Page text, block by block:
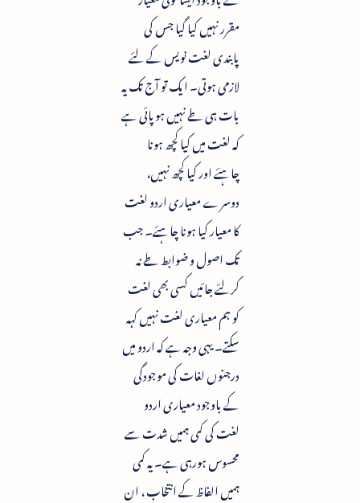
مقرر نہیں کیا گیا جس کی
پابندی لغت نویس کے لئے
لازمی ہوتی۔ ایک تو آج تک یہ
بات ہی طے نہیں ہوپائی ہے
کہ لغت میں کیا کچھ ہونا
چاہئے اور کیا کچھ نہیں،
دوسرے معیاری اردو لغت
کا معیار کیا ہونا چاہئے۔ جب
تک اصول و ضوابط طے نہ
کرلئے جائیں کسی بھی لغت
کو ہم معیاری لغت نہیں کہہ
سکتے۔ یہی وجہ ہے کہ اردو میں
درجنوں لغات کی موجودگی
کے باوجود معیاری اردو
لغت کی کمی ہمیں شدت سے
محسوس ہورہی ہے۔ یہ کمی
ہمیں الفاظ کے انتخاب ، ان